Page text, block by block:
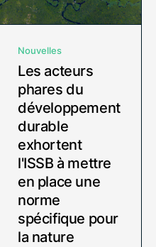
Nouvelles
Les acteurs
phares du
développement
durable
exhortent
l'ISSB à mettre
en place une
norme
spécifique pour
la nature